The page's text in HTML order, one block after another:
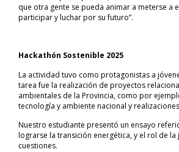
que otra gente se pueda animar a meterse a
participar y luchar por su futuro”.
Hackathón Sostenible 2025
La actividad tuvo como protagonistas a
tarea fue la realización de proyectos
ambientales de la Provincia, como por
tecnología y ambiente nacional y
Nuestro estudiante presentó un ensayo
lograrse la transición energética, y el rol de la
cuestiones.